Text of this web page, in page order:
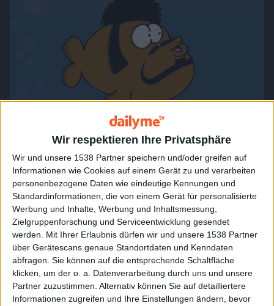
Wir respektieren Ihre Privatsphäre
Wir und unsere 1538 Partner speichern und/oder greifen auf
Informationen wie Cookies auf einem Gerät zu und verarbeiten
personenbezogene Daten wie eindeutige Kennungen und
Standardinformationen, die von einem Gerät für personalisierte
Werbung und Inhalte, Werbung und Inhaltsmessung,
Zielgruppenforschung und Serviceentwicklung gesendet
werden. Mit Ihrer Erlaubnis dürfen wir und unsere 1538 Partner
über Gerätescans genaue Standortdaten und Kenndaten
abfragen. Sie können auf die entsprechende Schaltfläche
klicken, um der o. a. Datenverarbeitung durch uns und unsere
Partner zuzustimmen. Alternativ können Sie auf detailliertere
Informationen zugreifen und Ihre Einstellungen ändern, bevor
Flossen - "Schlaflos"